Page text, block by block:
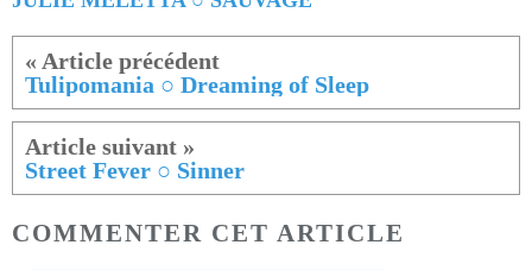
Tulipomania ○ Dreaming of Sleep
Street Fever ○ Sinner
COMMENTER CET ARTICLE